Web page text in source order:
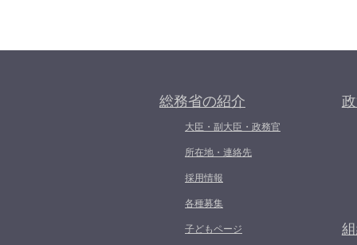
総務省の紹介
大臣・副大臣・政務官
所在地・連絡先
採用情報
各種募集
子どもページ